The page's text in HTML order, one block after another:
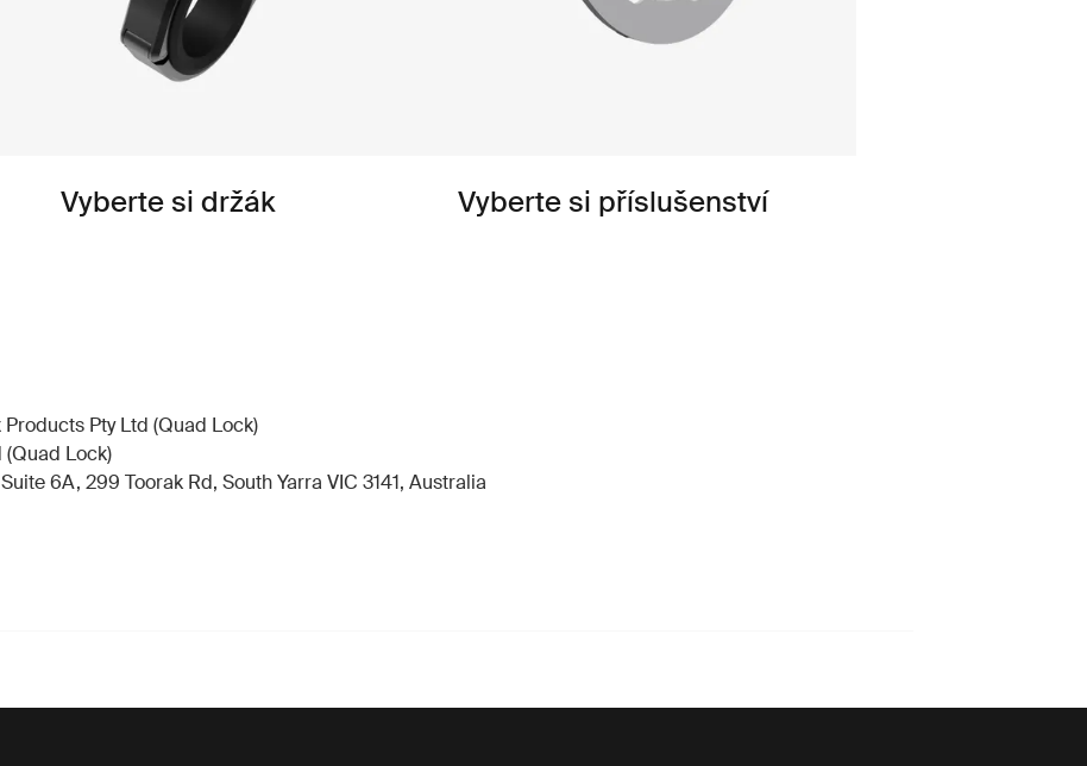
Vyberte si držák Vyberte si příslušenství
Pty Ltd (Quad Lock)
Lock)
6A, 299 Toorak Rd, South Yarra VIC 3141, Australia